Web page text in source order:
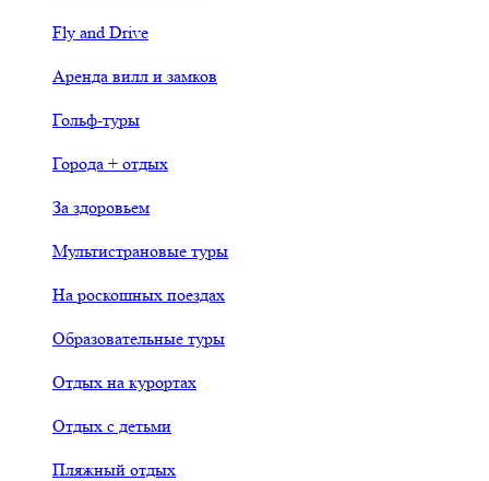
Fly and Drive
Аренда вилл и замков
Гольф-туры
Города + отдых
За здоровьем
Мультистрановые туры
На роскошных поездах
Образовательные туры
Отдых на курортах
Отдых с детьми
Пляжный отдых